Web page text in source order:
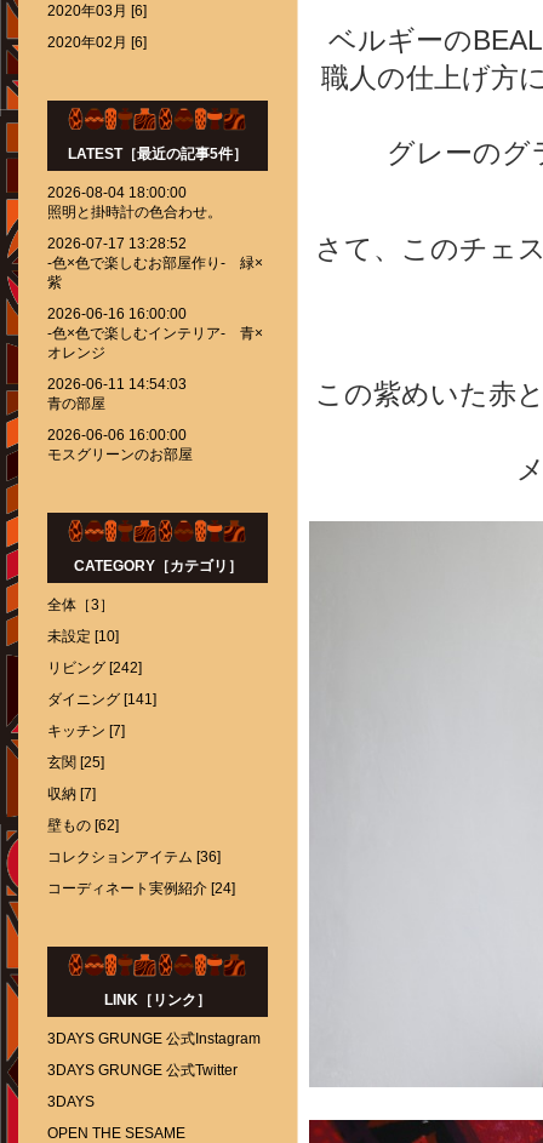
ベルギーの
職人の仕上げ方
グレーのグ
さて、このチェ
この紫めいた赤
2020年03月 [6]
2020年02月 [6]
LATEST［最近の記事5件］
2026-08-04 18:00:00
照明と掛時計の色合わせ。
2026-07-17 13:28:52
-色×色で楽しむお部屋作り- 緑×
紫
2026-06-16 16:00:00
-色×色で楽しむインテリア- 青×
オレンジ
2026-06-11 14:54:03
青の部屋
2026-06-06 16:00:00
モスグリーンのお部屋
CATEGORY［カテゴリ］
全体［3］
未設定 [10]
リビング [242]
ダイニング [141]
キッチン [7]
玄関 [25]
収納 [7]
壁もの [62]
コレクションアイテム [36]
コーディネート実例紹介 [24]
LINK［リンク］
3DAYS GRUNGE 公式Instagram
3DAYS GRUNGE 公式Twitter
3DAYS
OPEN THE SESAME